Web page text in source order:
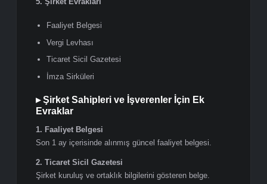
Seyahat masraflarını karşılayabilecek yeterli bakiye
9. Vize Talep Dilekçesi
Seyahatin amacı, ziyaret edilecek şehirler, konaklama
▸ Çalışanlar İçin Ek Evraklar
1. İşveren İzin Yazısı
Şirket antetli kağıdına hazırlanmış, görev bilgisi, maaş
bilgisini içeren kaşeli ve imzalı yazı.